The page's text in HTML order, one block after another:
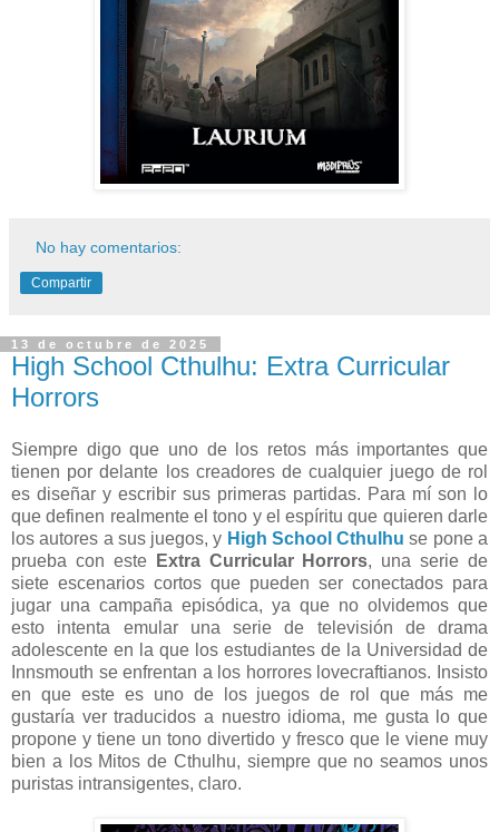
No hay comentarios:
Compartir
13 de octubre de 2025
High School Cthulhu: Extra Curricular
Horrors
Siempre digo que uno de los retos más importantes que
tienen por delante los creadores de cualquier juego de rol
es diseñar y escribir sus primeras partidas. Para mí son lo
que definen realmente el tono y el espíritu que quieren darle
los autores a sus juegos, y High School Cthulhu se pone a
prueba con este
Extra Curricular Horrors, una serie de
siete escenarios cortos que pueden ser conectados para
jugar una campaña episódica, ya que no olvidemos que
esto intenta emular una serie de televisión de drama
adolescente en la que los estudiantes de la Universidad de
Innsmouth se enfrentan a los horrores lovecraftianos. Insisto
en que este es uno de los juegos de rol que más me
gustaría ver traducidos a nuestro idioma, me gusta lo que
propone y tiene un tono divertido y fresco que le viene muy
bien a los Mitos de Cthulhu, siempre que no seamos unos
puristas intransigentes, claro.